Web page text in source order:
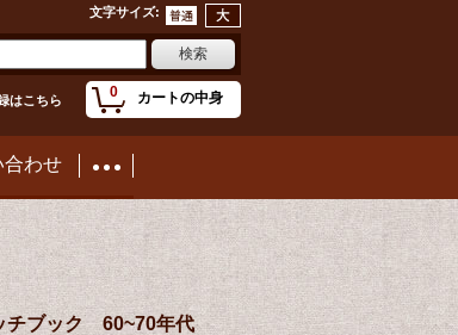
文字サイズ:
0 カートの中身
はこちら
合わせ
ブック 60~70年代